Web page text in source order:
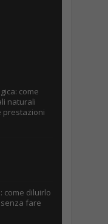
come
naturali
prestazioni
come diluirlo
fare